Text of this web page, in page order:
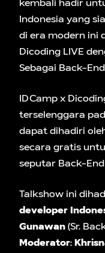
kembali hadir
Indonesia yang
di era modern ini
Dicoding LIVE
Sebagai Back-End
IDCamp x
terselenggara
dapat dihadiri
secara gratis
seputar Back-End
Talkshow ini
developer
Gunawan (Sr.
Moderator: